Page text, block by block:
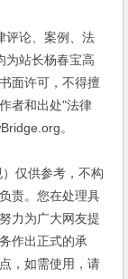
评论、案例、法
为站长杨春宝高
面许可，不得擅
者和出处"法律
。
仅供参考，不构
责。您在处理具
力为广大网友提
作出正式的承
，如需使用，请